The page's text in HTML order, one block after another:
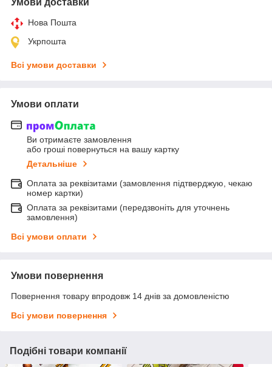
Умови доставки
Нова Пошта
Укрпошта
Всі умови доставки
Умови оплати
Ви отримаєте замовлення
або гроші повернуться на вашу картку
Детальніше
Оплата за реквізитами (замовлення підтверджую, чекаю
номер картки)
Оплата за реквізитами (передзвоніть для уточнень
замовлення)
Всі умови оплати
Умови повернення
Повернення товару впродовж 14 днів за домовленістю
Всі умови повернення
Подібні товари компанії